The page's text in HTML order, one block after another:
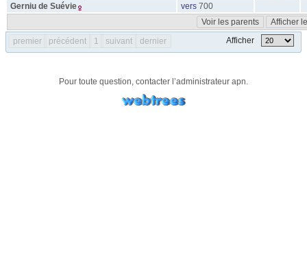
Voir les parents Afficher
Gerniu de Suévie vers 700
premier précédent 1 suivant dernier Afficher
Pour toute question, contacter l’administrateur apn.